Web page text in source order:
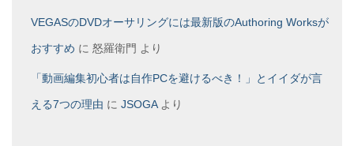
VEGASのDVDオーサリングには最新版のAuthoring Worksが
おすすめ に 怒羅衛門 より
「動画編集初心者は自作PCを避けるべき！」とイイダが言
える7つの理由 に JSOGAより